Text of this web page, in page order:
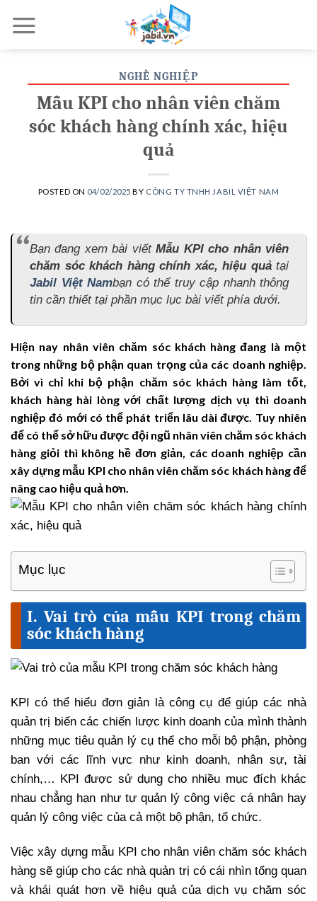
NGHỀ NGHIỆP
Mẫu KPI cho nhân viên chăm
sóc khách hàng chính xác, hiệu
quả
POSTED ON 04/02/2025 BY CÔNG TY TNHH JABIL VIỆT NAM
Bạn đang xem bài viếtMẫu KPI cho nhân viên
chăm sóc khách hàng chính xác, hiệu quảtại
Jabil Việt Nambạn có thể truy cập nhanh thông
tin cần thiết tại phần mục lục bài viết phía dưới.
Hiện nay nhân viên chăm sóc khách hàng đang là một
trong những bộ phận quan trọng của các doanh nghiệp.
Bởi vì chỉ khi bộ phận chăm sóc khách hàng làm tốt,
khách hàng hài lòng với chất lượng dịch vụ thì doanh
nghiệp đó mới có thể phát triển lâu dài được. Tuy nhiên
để có thể sở hữu được đội ngũ nhân viên chăm sóc khách
hàng giỏi thì không hề đơn giản, các doanh nghiệp cần
xây dựng mẫu KPI cho nhân viên chăm sóc khách hàng để
nâng cao hiệu quả hơn.
Mục lục
I. Vai trò của mẫu KPI trong chăm
sóc khách hàng
KPI có thể hiểu đơn giản là công cụ để giúp các nhà
quản trị biến các chiến lược kinh doanh của mình thành
những mục tiêu quản lý cụ thể cho mỗi bộ phận, phòng
ban với các lĩnh vực như kinh doanh, nhân sự, tài
chính,… KPI được sử dụng cho nhiều mục đích khác
nhau chẳng hạn như tự quản lý công việc cá nhân hay
quản lý công việc của cả một bộ phận, tổ chức.
Việc xây dựng mẫu KPI cho nhân viên chăm sóc khách
hàng sẽ giúp cho các nhà quản trị có cái nhìn tổng quan
và khái quát hơn về hiệu quả của dịch vụ chăm sóc